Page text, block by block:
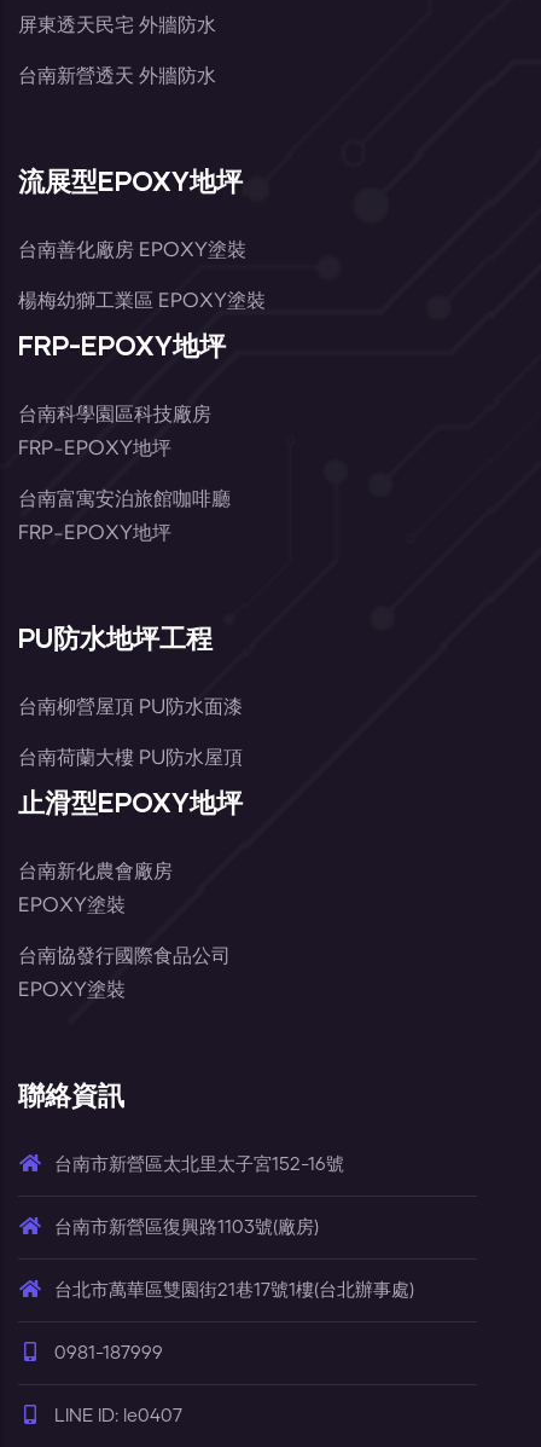
屏東透天民宅 外牆防水
台南新營透天 外牆防水
流展型EPOXY地坪
台南善化廠房 EPOXY塗裝
楊梅幼獅工業區 EPOXY塗裝
FRP-EPOXY地坪
台南科學園區科技廠房
FRP-EPOXY地坪
台南富寓安泊旅館咖啡廳
FRP-EPOXY地坪
PU防水地坪工程
台南柳營屋頂 PU防水面漆
台南荷蘭大樓 PU防水屋頂
止滑型EPOXY地坪
台南新化農會廠房
EPOXY塗裝
台南協發行國際食品公司
EPOXY塗裝
聯絡資訊
台南市新營區太北里太子宮152-16號
台南市新營區復興路1103號(廠房)
台北市萬華區雙園街21巷17號1樓(台北辦事處)
0981-187999
LINE ID: le0407